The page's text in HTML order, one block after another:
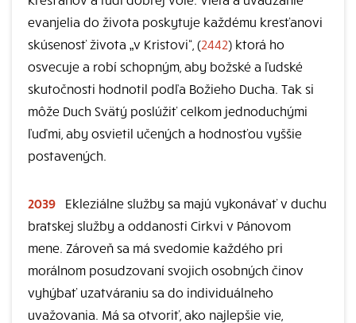
evanjelia do života poskytuje každému kresťanovi
skúsenosť života „v Kristovi“, (2442) ktorá ho
osvecuje a robí schopným, aby božské a ľudské
skutočnosti hodnotil podľa Božieho Ducha. Tak si
môže Duch Svätý poslúžiť celkom jednoduchými
ľuďmi, aby osvietil učených a hodnosťou vyššie
postavených.
2039
Ekleziálne služby sa majú vykonávať v duchu
bratskej služby a oddanosti Cirkvi v Pánovom
mene. Zároveň sa má svedomie každého pri
morálnom posudzovaní svojich osobných činov
vyhýbať uzatváraniu sa do individuálneho
uvažovania. Má sa otvoriť, ako najlepšie vie,